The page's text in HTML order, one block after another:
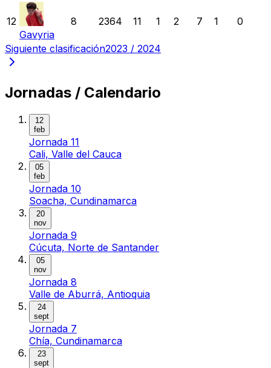
12
Gavyria
8 2364 11 1 2 7 1 0
Siguiente clasificación2023 / 2024
Jornadas / Calendario
12
feb
Jornada 11
Cali, Valle del Cauca
05
feb
Jornada 10
Soacha, Cundinamarca
20
nov
Jornada 9
Cúcuta, Norte de Santander
05
nov
Jornada 8
Valle de Aburrá, Antioquia
24
sept
Jornada 7
Chía, Cundinamarca
23
sept